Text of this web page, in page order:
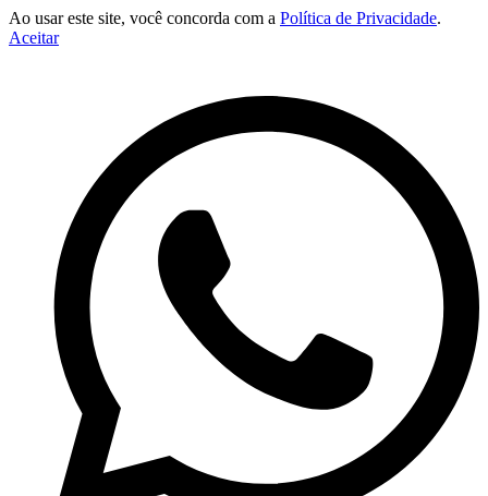
Ao usar este site, você concorda com a Política de Privacidade.
Aceitar